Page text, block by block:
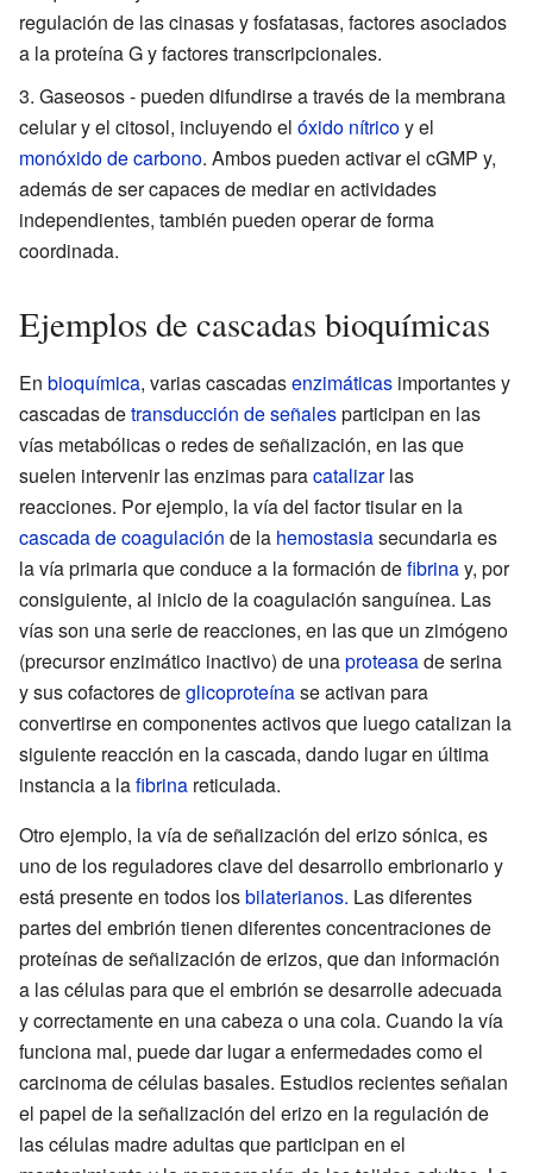
regulación de las cinasas y fosfatasas, factores asociados
a la proteína G y factores transcripcionales.
Gaseosos - pueden difundirse a través de la membrana
celular y el citosol, incluyendo el óxido nítricoy el
monóxido de carbono. Ambos pueden activar el cGMP y,
además de ser capaces de mediar en actividades
independientes, también pueden operar de forma
coordinada.
Ejemplos de cascadas bioquímicas
En bioquímica, varias cascadasenzimáticas importantes y
cascadas detransducción de señalesparticipan en las
vías metabólicas o redes de señalización, en las que
suelen intervenir las enzimas paracatalizarlas
reacciones. Por ejemplo, la vía del factor tisular en la
cascada de coagulación de la hemostasiasecundaria es
la vía primaria que conduce a la formación defibrinay, por
consiguiente, al inicio de la coagulación sanguínea. Las
vías son una serie de reacciones, en las que un zimógeno
(precursor enzimático inactivo) de unaproteasade serina
y sus cofactores deglicoproteínase activan para
convertirse en componentes activos que luego catalizan la
siguiente reacción en la cascada, dando lugar en última
instancia a lafibrina reticulada.
Otro ejemplo, la vía de señalización del erizo sónica, es
uno de los reguladores clave del desarrollo embrionario y
está presente en todos losbilaterianos. Las diferentes
partes del embrión tienen diferentes concentraciones de
proteínas de señalización de erizos, que dan información
a las células para que el embrión se desarrolle adecuada
y correctamente en una cabeza o una cola. Cuando la vía
funciona mal, puede dar lugar a enfermedades como el
carcinoma de células basales. Estudios recientes señalan
el papel de la señalización del erizo en la regulación de
las células madre adultas que participan en el